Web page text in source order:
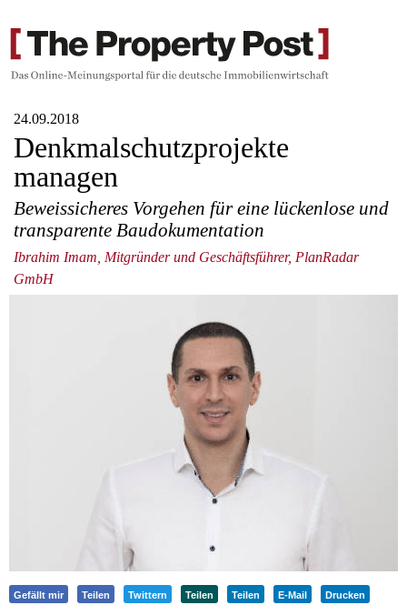
24.09.2018
Denkmalschutzprojekte
managen
Beweissicheres Vorgehen für eine lückenlose und
transparente Baudokumentation
Ibrahim Imam, Mitgründer und Geschäftsführer, PlanRadar
GmbH
Gefällt mir Teilen Twittern Teilen Teilen E-Mail Drucken